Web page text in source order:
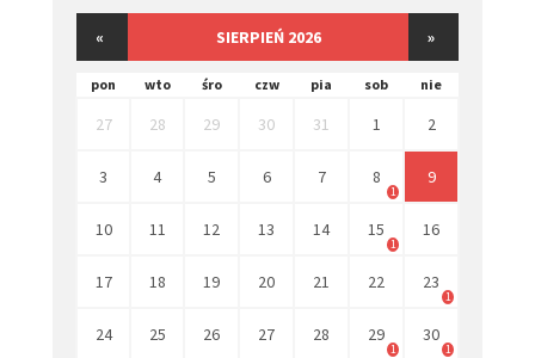
« SIERPIEŃ 2026 »
pon wto śro czw pia sob nie
27 28 29 30 31 1 2
3 4 5 6 7 8
1
9
10 11 12 13 14 15
1
16
17 18 19 20 21 22 23
1
24 25 26 27 28 29
1
30
1